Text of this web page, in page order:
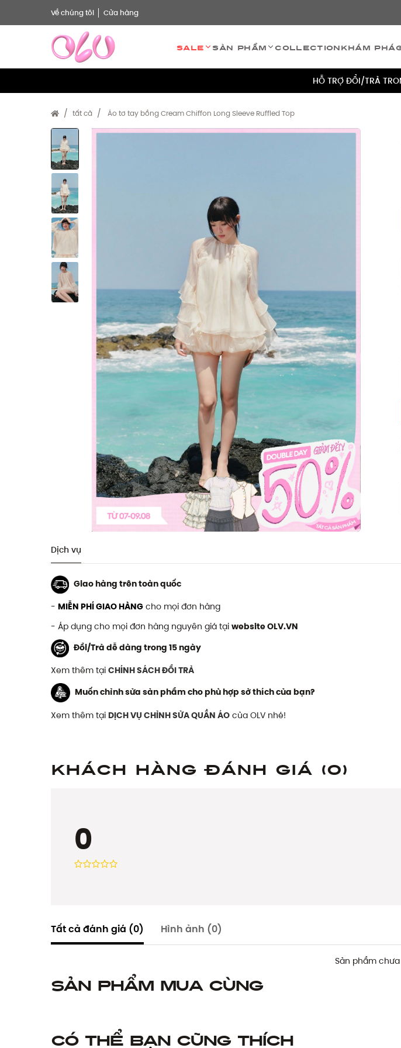
Về chúng tôi Cửa hàng
Sale Sản phẩm Collection Khám phá
HỖ TRỢ ĐỔI/TRẢ
MIỄN PHÍ VẬN CHUYỂN
HỖ TRỢ ĐỔI/TRẢ
TÍCH ĐIỂM 5%
tất cả Áo tơ tay bồng Cream Chiffon Long Sleeve Ruffled Top
Dịch vụ
Giao hàng trên toàn quốc
- MIỄN PHÍ GIAO HÀNG cho mọi đơn hàng
- Áp dụng cho mọi đơn hàng nguyên giá tại website OLV.VN
Đổi/Trả dễ dàng trong 15 ngày
Xem thêm tại CHÍNH SÁCH ĐỔI TRẢ
Muốn chỉnh sửa sản phẩm cho phù hợp sở thích của bạn?
Xem thêm tại DỊCH VỤ CHỈNH SỬA QUẦN ÁO của OLV nhé!
Khách hàng đánh giá (0)
0
Tất cả đánh giá (0) Hình ảnh (0)
Sản phẩm
Sản phẩm mua cùng
Có thể bạn cũng thích